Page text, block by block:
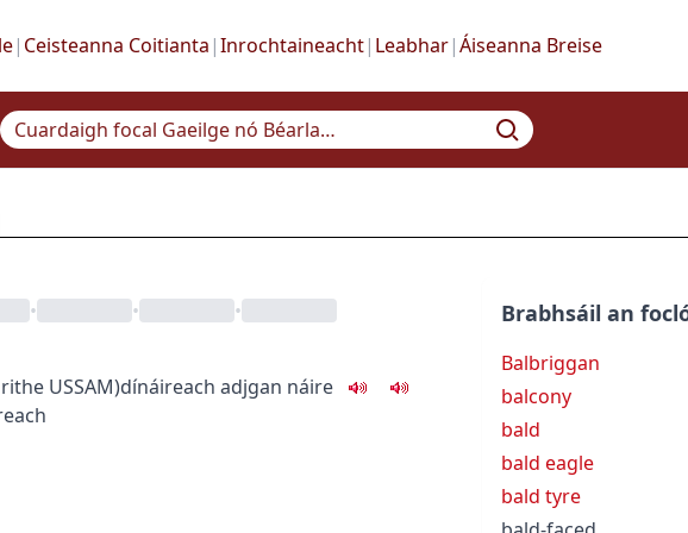
| Ceisteanna Coitianta |Inrochtaineacht| Leabhar|Áiseanna Breise
• • •
USSAM)dínáireach adjgan náire
Brabhsáil an
Balbriggan
balcony
bald
bald eagle
bald tyre